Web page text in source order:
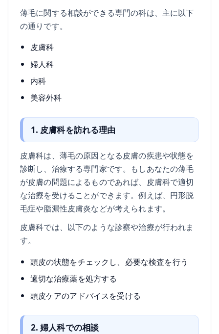
薄毛に関する相談ができる専門の科は、主に以下
の通りです。
皮膚科
婦人科
内科
美容外科
1. 皮膚科を訪れる理由
皮膚科は、薄毛の原因となる皮膚の疾患や状態を
診断し、治療する専門家です。もしあなたの薄毛
が皮膚の問題によるものであれば、皮膚科で適切
な治療を受けることができます。例えば、円形脱
毛症や脂漏性皮膚炎などが考えられます。
皮膚科では、以下のような診察や治療が行われま
す。
頭皮の状態をチェックし、必要な検査を行う
適切な治療薬を処方する
頭皮ケアのアドバイスを受ける
2. 婦人科での相談